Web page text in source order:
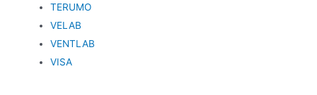
TERUMO
VELAB
VENTLAB
VISA